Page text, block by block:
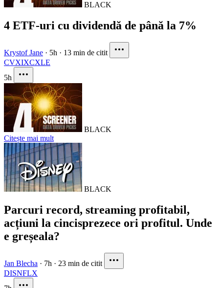
BLACK
4 ETF-uri cu dividendă de până la 7%
Krystof Jane · 5h · 13 min de citit
CVXIXCXLE
5h
BLACK
Citește mai mult
BLACK
Parcuri record, streaming profitabil,
acțiuni la cincisprezece ori profitul. Unde
e greșeala?
Jan Blecha · 7h · 23 min de citit
DISNFLX